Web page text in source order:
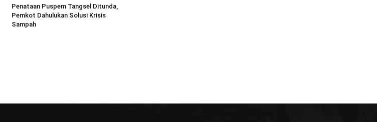
Penataan Puspem Tangsel Ditunda,
Pemkot Dahulukan Solusi Krisis
Sampah